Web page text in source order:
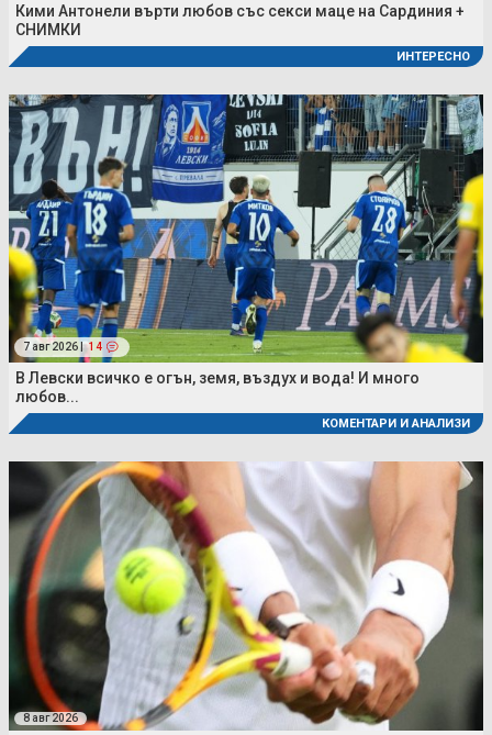
Кими Антонели върти любов със секси маце на Сардиния +
СНИМКИ
ИНТЕРЕСНО
7 авг 2026 | 14
В Левски всичко е огън, земя, въздух и вода! И много
любов...
КОМЕНТАРИ И АНАЛИЗИ
8 авг 2026